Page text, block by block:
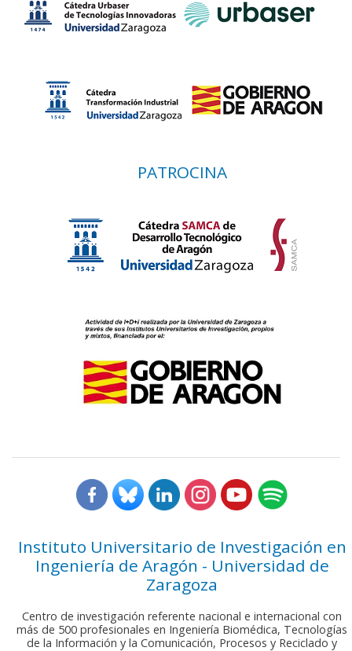
PATROCINA
Instituto Universitario de Investigación en
Ingeniería de Aragón - Universidad de
Zaragoza
Centro de investigación referente nacional e internacional con
más de 500 profesionales en Ingeniería Biomédica, Tecnologías
de la Información y la Comunicación, Procesos y Reciclado y